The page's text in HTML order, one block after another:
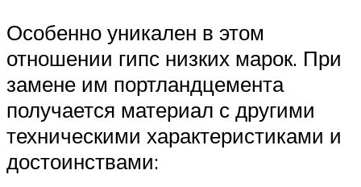
Особенно уникален в этом
отношении гипс низких марок. При
замене им портландцемента
получается материал с другими
техническими характеристиками и
достоинствами: